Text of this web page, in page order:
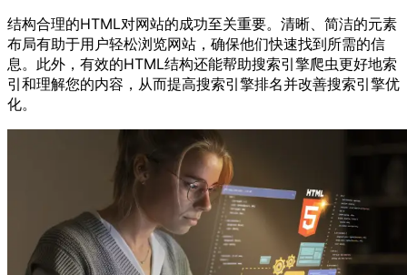
结构合理的HTML对网站的成功至关重要。清晰、简洁的元素
布局有助于用户轻松浏览网站，确保他们快速找到所需的信
息。此外，有效的HTML结构还能帮助搜索引擎爬虫更好地索
引和理解您的内容，从而提高搜索引擎排名并改善搜索引擎优
化。